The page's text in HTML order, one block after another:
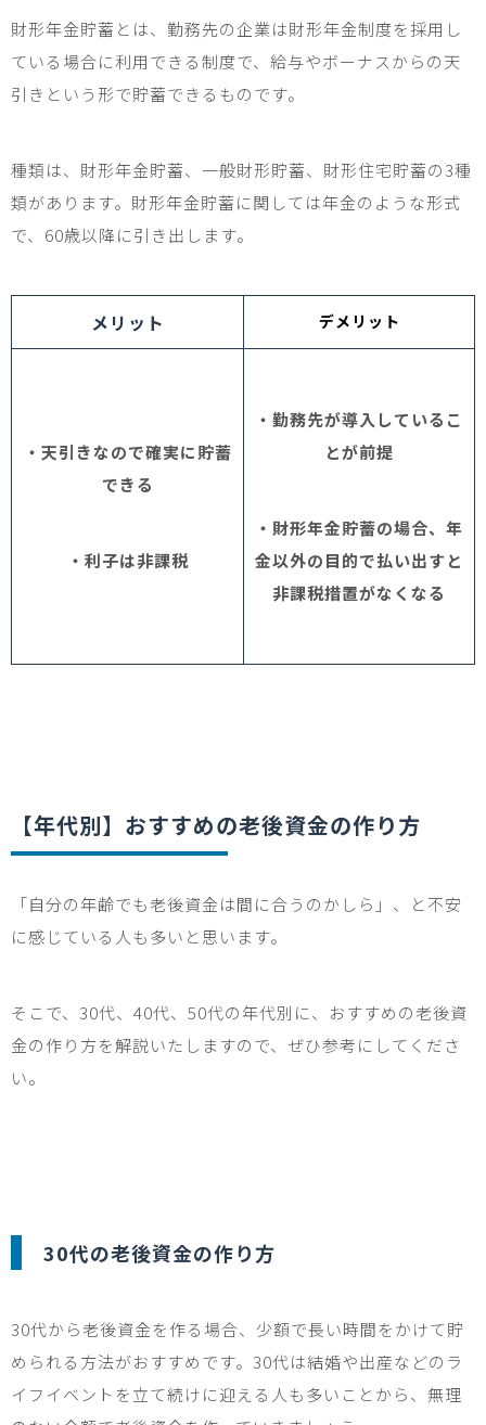
財形年金貯蓄とは、勤務先の企業は財形年金制度を採用し
ている場合に利用できる制度で、給与やボーナスからの天
引きという形で貯蓄できるものです。
種類は、財形年金貯蓄、一般財形貯蓄、財形住宅貯蓄の3種
類があります。財形年金貯蓄に関しては年金のような形式
で、 60歳以降に引き出します。
メリット デメリット
・天引きなので確実に貯蓄
できる
・利子は非課税
・勤務先が導入しているこ
とが前提
・財形年金貯蓄の場合、年
金以外の目的で払い出すと
非課税措置がなくなる
【年代別】おすすめの老後資金の作り方
「自分の年齢でも老後資金は間に合うのかしら」、と不安
に感じている人も多いと思います。
そこで、 30代、 40代、 50代の年代別に、おすすめの老後資
金の作り方を解説いたしますので、ぜひ参考にしてくださ
い。
30代の老後資金の作り方
30代から老後資金を作る場合、少額で長い時間をかけて貯
められる方法がおすすめです。 30代は結婚や出産などのラ
イフイベントを立て続けに迎える人も多いことから、無理